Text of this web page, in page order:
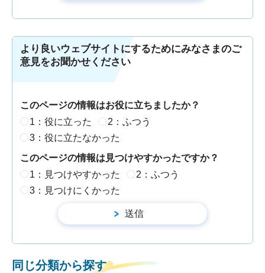
より良いウェブサイトにするためにみなさまのご
意見をお聞かせください
このページの情報はお役に立ちましたか？
1：役に立った
2：ふつう
3：役に立たなかった
このページの情報は見つけやすかったですか？
1：見つけやすかった
2：ふつう
3：見つけにくかった
同じ分類から探す